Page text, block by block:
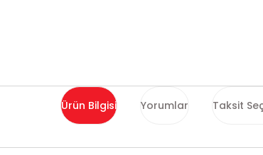
Ürün Bilgisi Yorumlar Taksit